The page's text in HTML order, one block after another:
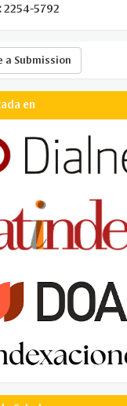
2254-5792
Make
a
a Submission
en